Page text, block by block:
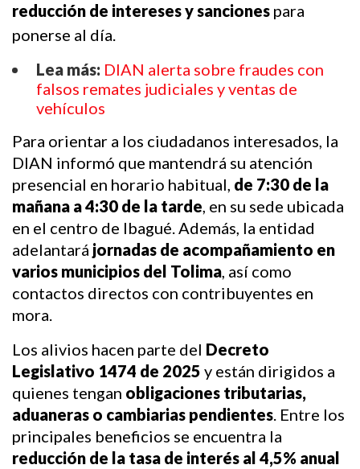
reducción de intereses y sanciones para
ponerse al día.
Lea más: DIAN alerta sobre fraudes con
falsos remates judiciales y ventas de
vehículos
Para orientar a los ciudadanos interesados, la
DIAN informó que mantendrá su atención
presencial en horario habitual, de 7:30 de la
mañana a 4:30 de la tarde, en su sede ubicada
en el centro de Ibagué. Además, la entidad
adelantará jornadas de acompañamiento en
varios municipios del Tolima, así como
contactos directos con contribuyentes en
mora.
Los alivios hacen parte del Decreto
Legislativo 1474 de 2025 y están dirigidos a
quienes tengan obligaciones tributarias,
aduaneras o cambiarias pendientes. Entre los
reducción de la tasa de interés al 4,5% anual